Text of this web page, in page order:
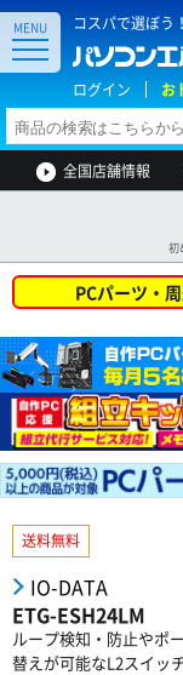
コスパで選ぼう
ログイン お
MENU
全国店舗情報
初
PCパーツ・
送料無料
IO-DATA
ETG-ESH24LM
ループ検知・防止やポ
替えが可能なL2スイッ